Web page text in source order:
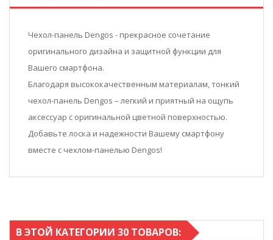
Чехол-панель Dengos - прекрасное сочетание
оригинального дизайна и защитной функции для
Вашего смартфона.
Благодаря высококачественным материалам, тонкий
чехол-панель Dengos – легкий и приятный на ощупь
аксессуар с оригинальной цветной поверхностью.
Добавьте лоска и надежности Вашему смартфону
вместе с чехлом-панелью Dengos!
В ЭТОЙ КАТЕГОРИИ 30 ТОВАРОВ: